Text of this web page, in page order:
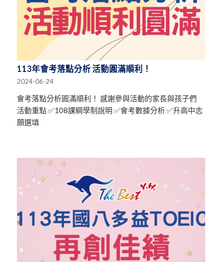
113年會考落點分析 活動圓滿順利！
2024-06-24
會考落點分析圓滿順利！ 感謝參與活動的家長與孩子們
活動重點 ✅108課綱學制說明 ✅會考數據分析 ✅升高中志
願選填